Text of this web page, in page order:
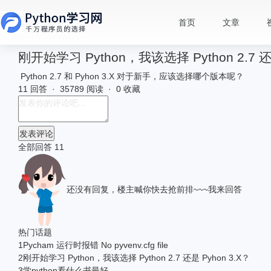
首页 文章
刚开始学习 Python，我该选择 Python 2.7
Python 2.7 和 Pyhon 3.X 对于新手，应该选择哪个版本呢？
11 回答 · 35789 阅读 · 0 收藏
发表评论
全部回答 11
还没有回复，楼主喊你快去抢前排~~~我来回答
热门话题
1 Pycham 运行时报错 No pyvenv.cfg file
2刚开始学习 Python，我该选择 Python 2.7 还是 Pyhon 3.X？